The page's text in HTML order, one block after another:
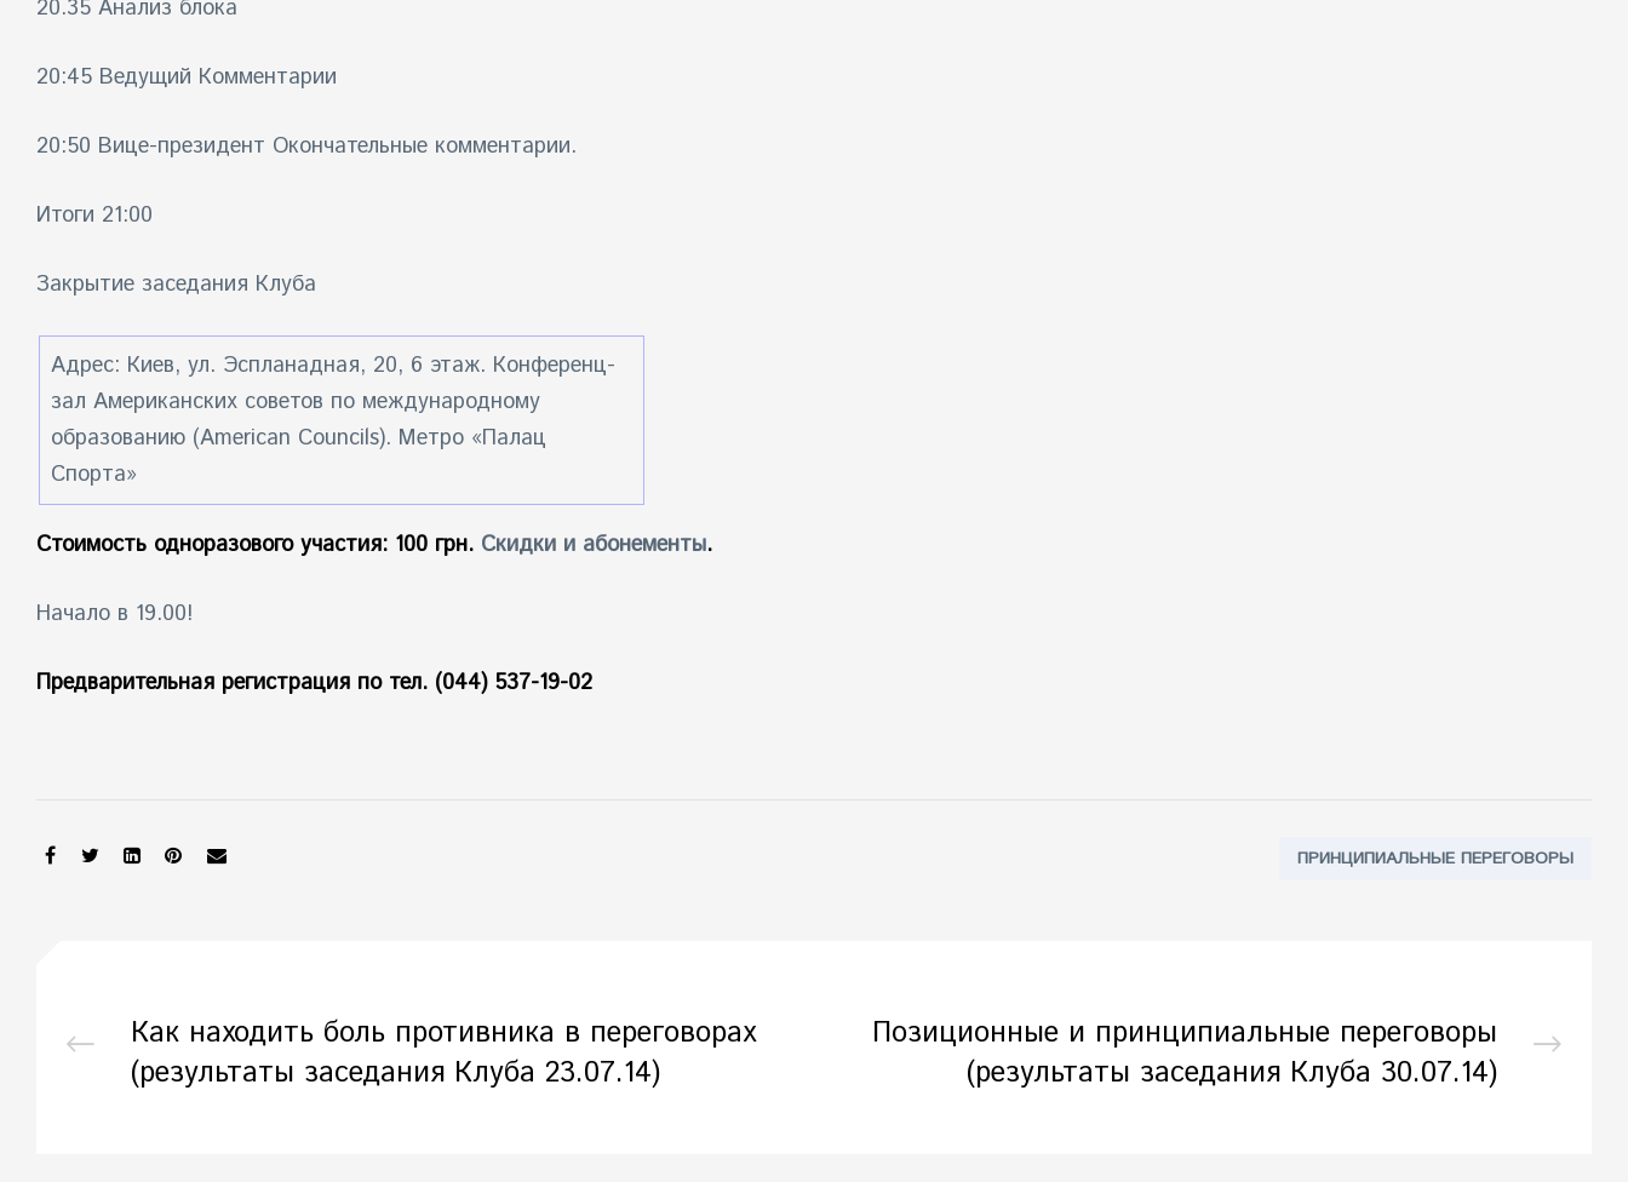
20.35 Анализ блока
20:45 Ведущий Комментарии
20:50 Вице-президент Окончательные комментарии.
Итоги 21:00
Закрытие заседания Клуба
Адрес: Киев, ул. Эспланадная, 20, 6 этаж. Конференц-
зал Американских советов по международному
образованию (American Councils). Метро «Палац
Спорта»
Стоимость одноразового участия: 100 грн. Скидки и абонементы.
Начало в 19.00!
Предварительная регистрация по тел. (044) 537-19-02
SHARE: Tags:
ПРИНЦИПИАЛЬНЫЕ ПЕРЕГОВОРЫ
Как находить боль противника в переговорах
(результаты заседания Клуба 23.07.14)
Позиционные и принципиальные переговоры
(результаты заседания Клуба 30.07.14)